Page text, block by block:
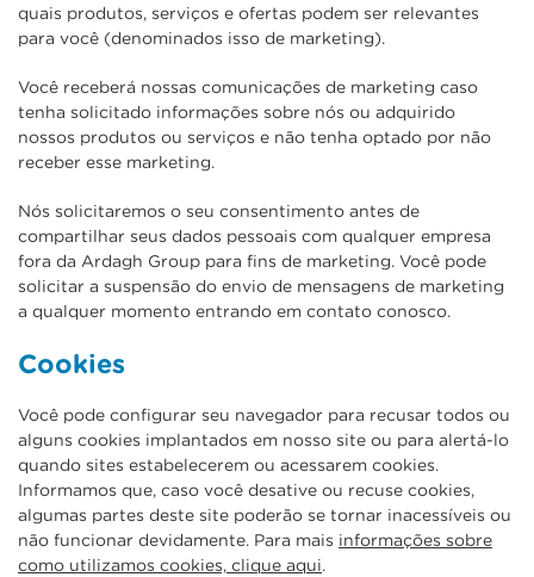
quais produtos, serviços e ofertas podem ser relevantes
para você (denominados isso de marketing).
Você receberá nossas comunicações de marketing caso
tenha solicitado informações sobre nós ou adquirido
nossos produtos ou serviços e não tenha optado por não
receber esse marketing.
Nós solicitaremos o seu consentimento antes de
compartilhar seus dados pessoais com qualquer empresa
fora da Ardagh Group para fins de marketing. Você pode
solicitar a suspensão do envio de mensagens de marketing
a qualquer momento entrando em contato conosco.
Cookies
Você pode configurar seu navegador para recusar todos ou
alguns cookies implantados em nosso site ou para alertá-lo
quando sites estabelecerem ou acessarem cookies.
Informamos que, caso você desative ou recuse cookies,
algumas partes deste site poderão se tornar inacessíveis ou
não funcionar devidamente. Para mais informações sobre
como utilizamos cookies, clique aqui.